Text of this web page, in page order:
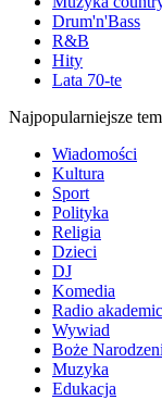
Drum'n'Bass
R&B
Hity
Lata 70-te
Najpopularniejsze
Wiadomości
Kultura
Sport
Polityka
Religia
Dzieci
DJ
Komedia
Radio
Wywiad
Boże
Muzyka
Edukacja